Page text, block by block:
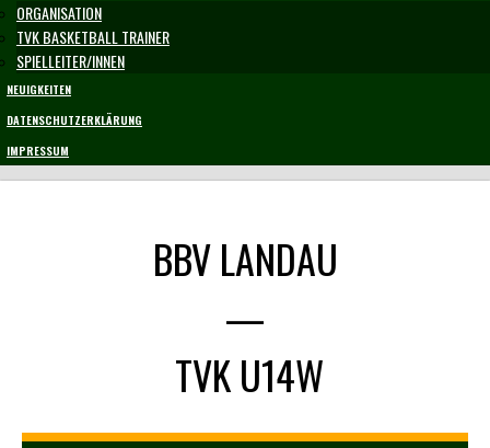
ORGANISATION
TVK BASKETBALL TRAINER
SPIELLEITER/INNEN
NEUIGKEITEN
DATENSCHUTZERKLÄRUNG
IMPRESSUM
BBV LANDAU
—
TVK U14W